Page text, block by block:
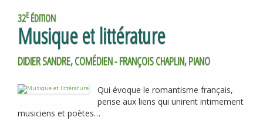
32E ÉDITION
Musique et littérature
DIDIER SANDRE, COMÉDIEN - FRANÇOIS CHAPLIN, PIANO
Qui évoque le romantisme français,
pense aux liens qui unirent intimement
musiciens et poètes…